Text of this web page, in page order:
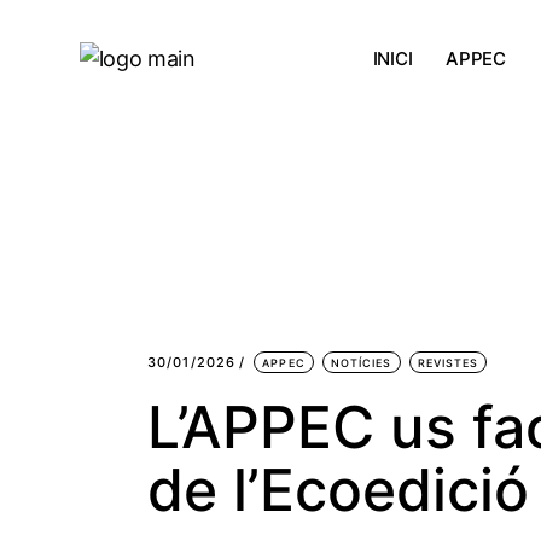
INICI APPEC
30/01/2026 APPEC NOTÍCIES REVISTES
L’APPEC us
de l’Ecoedició